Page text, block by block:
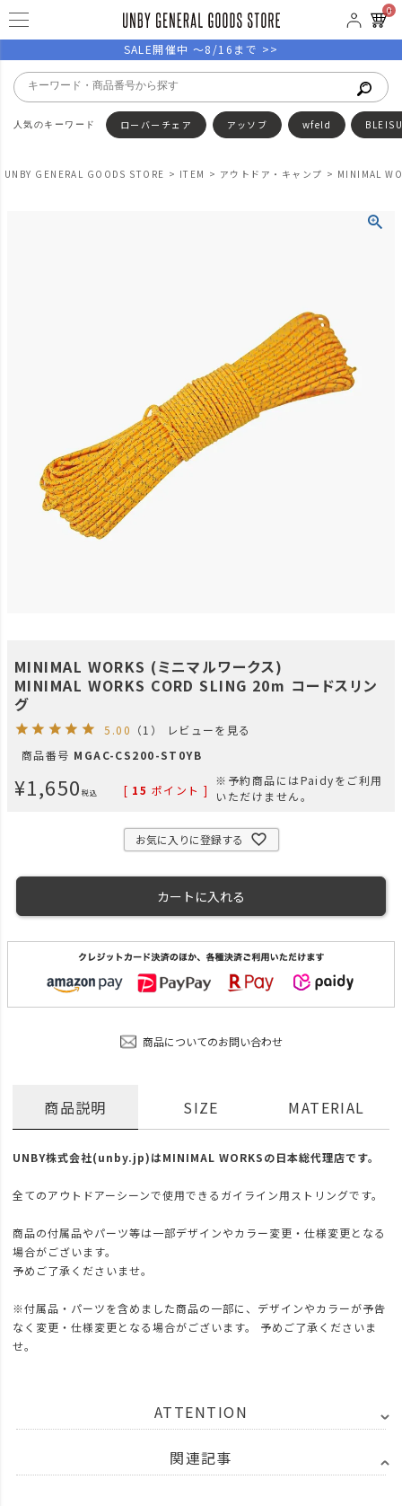
0
SALE開催中 ～8/16まで >>
ローバーチェア アッソブ wfeld
UNBY GENERAL GOODS STORE ITEM アウトドア・キャンプ MINIMAL
MINIMAL WORKS (ミニマルワークス)
MINIMAL WORKS CORD SLING 20m コードスリン
グ
5.00 （1）
レビューを見る
商品番号 MGAC-CS200-ST0YB
¥1,650 税込 [ 15 ポイント ]
※予約商品にはPaidyをご利用
いただけません。
お気に入りに登録する
カートに入れる
商品についてのお問い合わせ
商品説明
UNBY株式会社(unby.jp)はMINIMAL WORKSの日本総代理店です。
全てのアウトドアーシーンで使用できるガイライン用ストリングです。
商品の付属品やパーツ等は一部デザインやカラー変更・仕様変更となる
場合がございます。
予めご了承くださいませ。
※付属品・パーツを含めました商品の一部に、デザインやカラーが予告
なく変更・仕様変更となる場合がございます。 予めご了承くださいま
せ。
SIZE MATERIAL
ATTENTION
関連記事